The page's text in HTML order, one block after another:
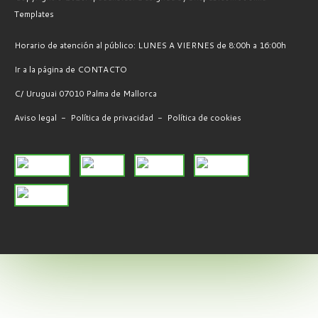
Templates
Horario de atención al público: LUNES A VIERNES de 8:00h a 16:00h
Ir a la página de CONTACTO
C/ Uruguai 07010 Palma de Mallorca
Aviso legal - Política de privacidad - Política de cookies